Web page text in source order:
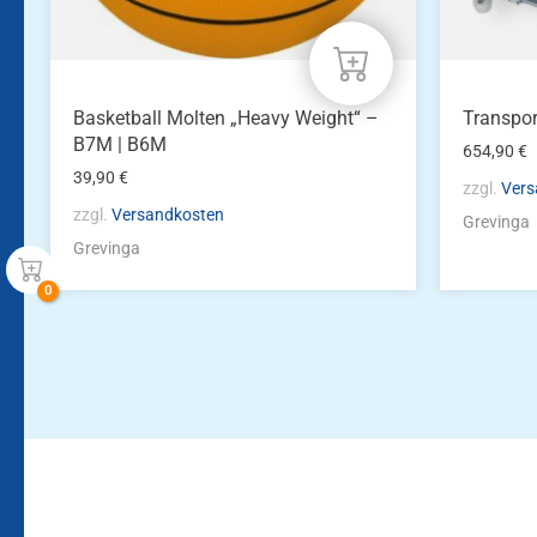
gewählt
Basketball Molten „Heavy Weight“ –
B7M | B6M
39,90€
zzgl.Versandkosten
Grevinga
654,90€
zzgl.
Grevinga